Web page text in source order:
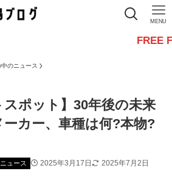
MENU
FREE FOWLSから
のニュース
スポット】30年後の未来
カー、車種は何?本物?
ュース 2025年3月17日 2025年7月2日